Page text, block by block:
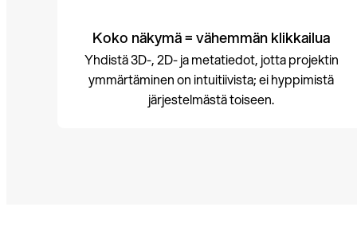
Koko näkymä = vähemmän klikkailua
Yhdistä 3D-, 2D- ja metatiedot, jotta projektin
ymmärtäminen on intuitiivista; ei hyppimistä
järjestelmästä toiseen.